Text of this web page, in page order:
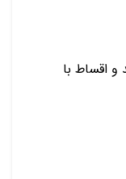
و اقساط با